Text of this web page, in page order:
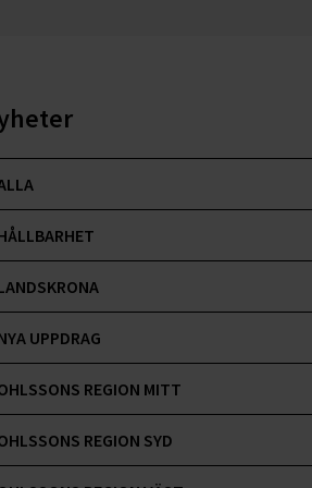
UPPDRAG
REGION MITT
REGION SYD